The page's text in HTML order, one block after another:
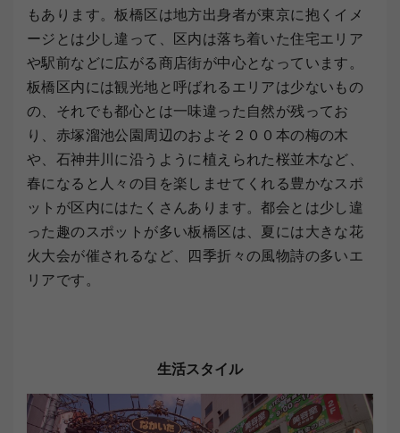
もあります。板橋区は地方出身者が東京に抱くイメ
ージとは少し違って、区内は落ち着いた住宅エリア
や駅前などに広がる商店街が中心となっています。
板橋区内には観光地と呼ばれるエリアは少ないもの
の、それでも都心とは一味違った自然が残ってお
り、赤塚溜池公園周辺のおよそ２００本の梅の木
や、石神井川に沿うように植えられた桜並木など、
春になると人々の目を楽しませてくれる豊かなスポ
ットが区内にはたくさんあります。都会とは少し違
った趣のスポットが多い板橋区は、夏には大きな花
火大会が催されるなど、四季折々の風物詩の多いエ
リアです。
生活スタイル